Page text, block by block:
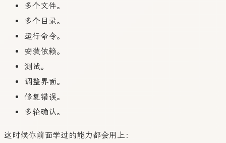
多个文件。
多个目录。
运行命令。
安装依赖。
测试。
调整界面。
修复错误。
多轮确认。
这时候你前面学过的能力都会用上：